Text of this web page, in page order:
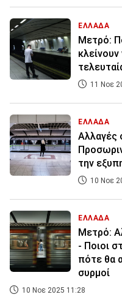
ΕΛΛΑΔΑ
Μετρό:
11 Νοε
ΕΛΛΑΔΑ
Αλλαγές
την
10 Νοε
ΕΛΛΑΔΑ
Μετρό:
- Ποιοι
πότε θα
συρμοί
10 Νοε 2025 11:28